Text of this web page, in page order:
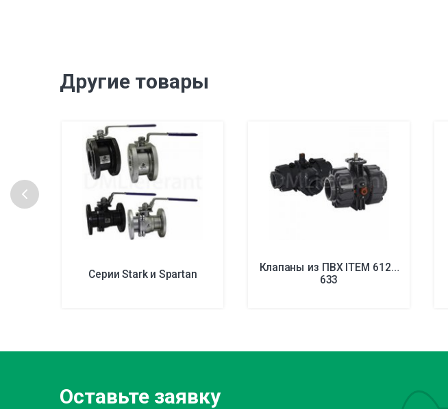
Другие товары
Серии Stark и Spartan Клапаны из ПВХ ITEM 612…
633
Оставьте заявку